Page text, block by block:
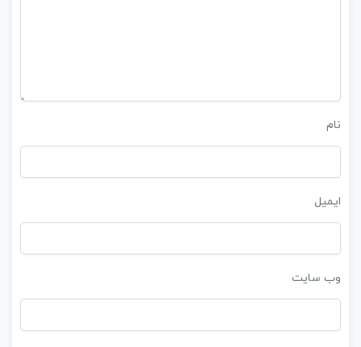
نام
ایمیل
وب‌ سایت